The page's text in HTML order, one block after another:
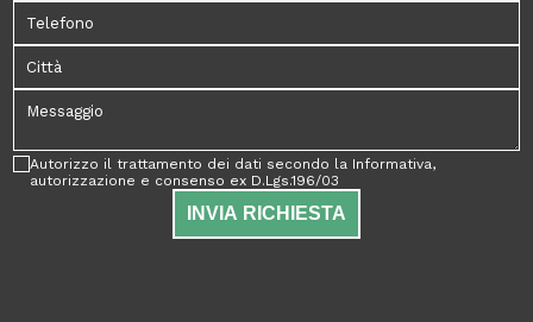
Autorizzo il trattamento dei dati secondo la Informativa,
autorizzazione e consenso ex D.Lgs.196/03
INVIA RICHIESTA